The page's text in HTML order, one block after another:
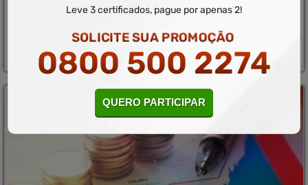
Básico em Gerenciamento de Vendas
Saiba mais MATRICULAR
Leve 3 certificados, pague por apenas 2!
SOLICITE SUA PROMOÇÃO
0800 500 2274
QUERO PARTICIPAR